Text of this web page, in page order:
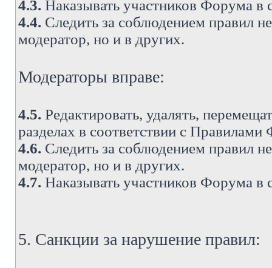
4.3. Наказывать участников Форума
4.4. Следить за соблюдением правил
модератор, но и в других.
Модераторы вправе:
4.5. Редактировать, удалять,
разделах в соответствии с
4.6. Следить за соблюдением правил
модератор, но и в других.
4.7. Наказывать участников Форума
5. Санкции за нарушение правил: